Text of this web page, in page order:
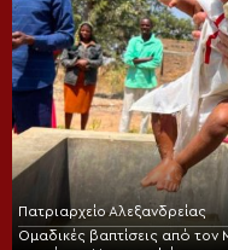
Πατριαρχείο Αλεξανδρείας
Ομαδικές βαπτίσεις από τον